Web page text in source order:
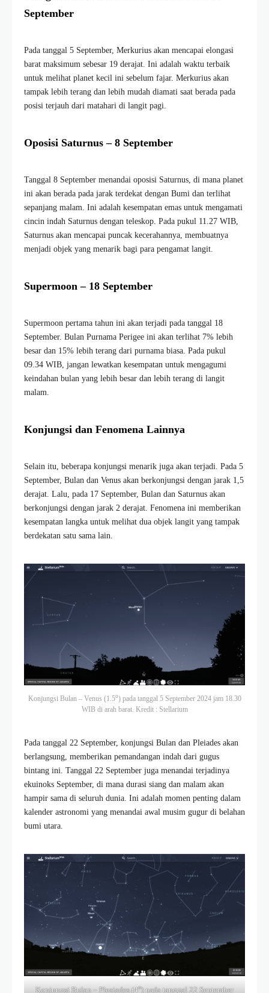
September
Pada tanggal 5 September, Merkurius akan mencapai elongasi
barat maksimum sebesar 19 derajat. Ini adalah waktu terbaik
untuk melihat planet kecil ini sebelum fajar. Merkurius akan
tampak lebih terang dan lebih mudah diamati saat berada pada
posisi terjauh dari matahari di langit pagi.
Oposisi Saturnus – 8 September
Tanggal 8 September menandai oposisi Saturnus, di mana planet
ini akan berada pada jarak terdekat dengan Bumi dan terlihat
sepanjang malam. Ini adalah kesempatan emas untuk mengamati
cincin indah Saturnus dengan teleskop. Pada pukul 11.27 WIB,
Saturnus akan mencapai puncak kecerahannya, membuatnya
menjadi objek yang menarik bagi para pengamat langit.
Supermoon – 18 September
Supermoon pertama tahun ini akan terjadi pada tanggal 18
September. Bulan Purnama Perigee ini akan terlihat 7% lebih
besar dan 15% lebih terang dari purnama biasa. Pada pukul
09.34 WIB, jangan lewatkan kesempatan untuk mengagumi
keindahan bulan yang lebih besar dan lebih terang di langit
malam.
Konjungsi dan Fenomena Lainnya
Selain itu, beberapa konjungsi menarik juga akan terjadi. Pada 5
September, Bulan dan Venus akan berkonjungsi dengan jarak 1,5
derajat. Lalu, pada 17 September, Bulan dan Saturnus akan
berkonjungsi dengan jarak 2 derajat. Fenomena ini memberikan
kesempatan langka untuk melihat dua objek langit yang tampak
berdekatan satu sama lain.
Konjungsi Bulan – Venus (1.5o) pada tanggal 5 September 2024 jam 18.30
WIB di arah barat. Kredit : Stellarium
Pada tanggal 22 September, konjungsi Bulan dan Pleiades akan
berlangsung, memberikan pemandangan indah dari gugus
bintang ini. Tanggal 22 September juga menandai terjadinya
ekuinoks September, di mana durasi siang dan malam akan
hampir sama di seluruh dunia. Ini adalah momen penting dalam
kalender astronomi yang menandai awal musim gugur di belahan
bumi utara.
Konjungsi Bulan – Pleaiades (4o) pada tanggal 22 September